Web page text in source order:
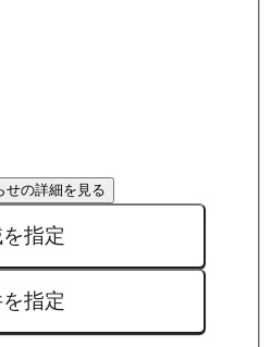
指定
指定